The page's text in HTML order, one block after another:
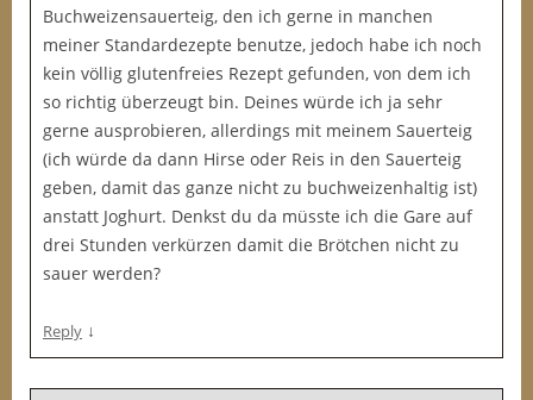
Buchweizensauerteig, den ich gerne in manchen
meiner Standardezepte benutze, jedoch habe ich noch
kein völlig glutenfreies Rezept gefunden, von dem ich
so richtig überzeugt bin. Deines würde ich ja sehr
gerne ausprobieren, allerdings mit meinem Sauerteig
(ich würde da dann Hirse oder Reis in den Sauerteig
geben, damit das ganze nicht zu buchweizenhaltig ist)
anstatt Joghurt. Denkst du da müsste ich die Gare auf
drei Stunden verkürzen damit die Brötchen nicht zu
sauer werden?
Reply ↓